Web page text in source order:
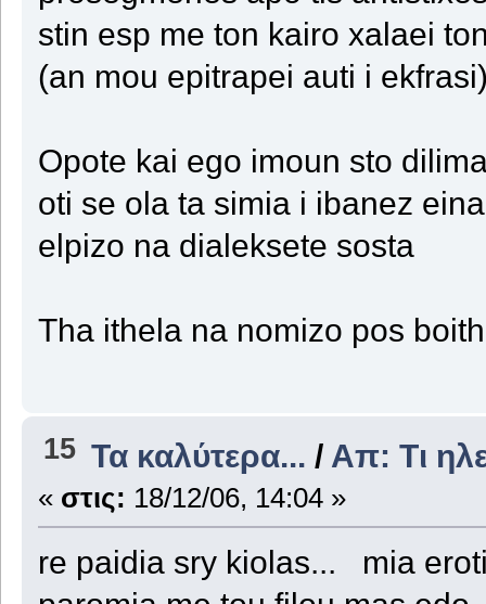
stin esp me ton kairo xalaei
(an mou epitrapei auti i
Opote kai ego imoun sto
oti se ola ta simia i ibanez
elpizo na dialeksete sosta
Tha ithela na nomizo pos
15 Τα καλύτερα... / Απ: Tι
« στις: 18/12/06, 14:04 »
re paidia sry kiolas... mia